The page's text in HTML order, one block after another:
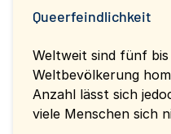
Queerfeindlichkeit
Weltweit sind fünf
Weltbevölkerung
Anzahl lässt sich
viele Menschen sich